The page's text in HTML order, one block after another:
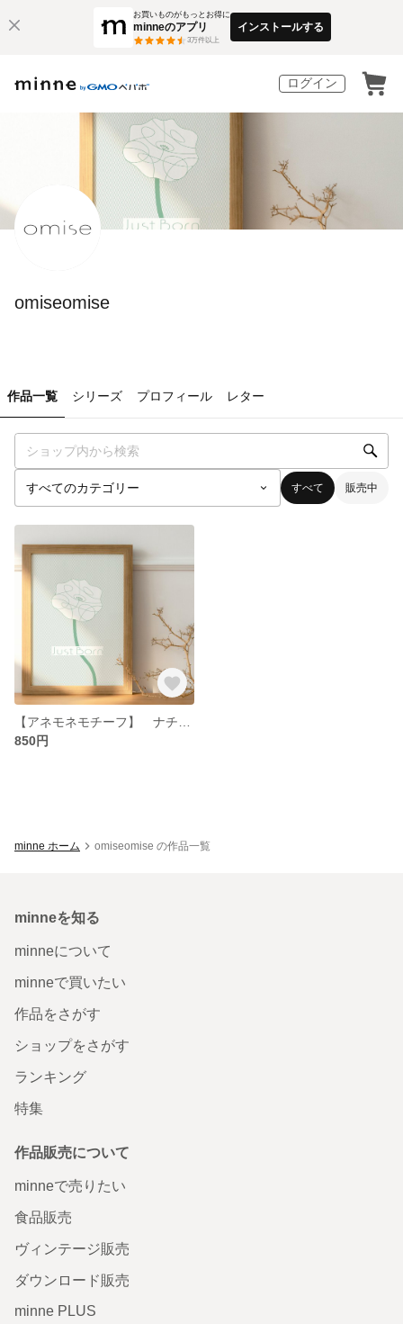
お買いものがもっとお得に
minneのアプリ
3万件以上
インストールする
ログイン
omiseomise
作品一覧 シリーズ プロフィール レター
すべて 販売中
850円
minne ホーム omiseomise の作品一覧
minneを知る
minneについて
minneで買いたい
作品をさがす
ショップをさがす
ランキング
特集
作品販売について
minneで売りたい
食品販売
ヴィンテージ販売
ダウンロード販売
minne PLUS